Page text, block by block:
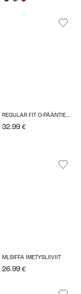
REGULAR FIT O-PÄÄNTIE TOPIT
32.99 €
MLSIFFA IMETYSLIIVIIT
26.99 €